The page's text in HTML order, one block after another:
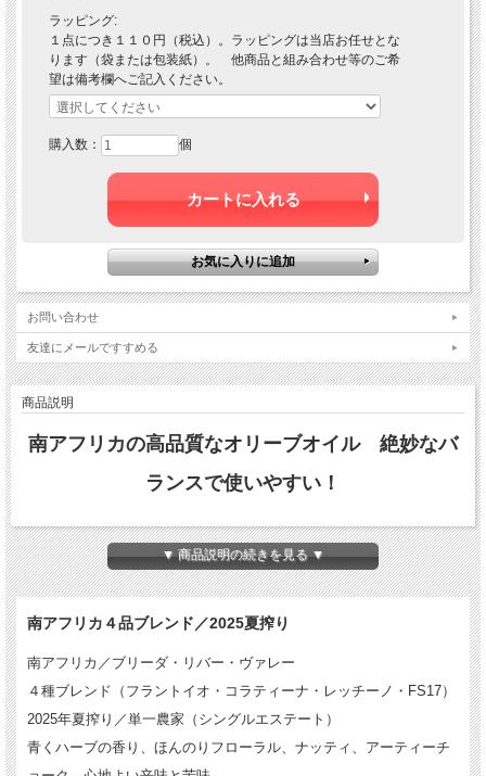
ラッピング:
１点につき１１０円（税込）。ラッピングは当店お任せとな
ります（袋または包装紙）。 他商品と組み合わせ等のご希
望は備考欄へご記入ください。
購入数： 個
お問い合わせ
友達にメールですすめる
商品説明
南アフリカの高品質なオリーブオイル 絶妙なバ
ランスで使いやすい！
▼ 商品説明の続きを見る ▼
南アフリカ４品ブレンド／2025夏搾り
南アフリカ／ブリーダ・リバー・ヴァレー
４種ブレンド（フラントイオ・コラティーナ・レッチーノ・FS17）
2025年夏搾り／単一農家（シングルエステート）
青くハーブの香り、ほんのりフローラル、ナッティ、アーティーチ